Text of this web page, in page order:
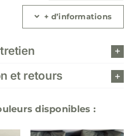
Plat
lin
daim
+ d’informations
et retours
disponibles :